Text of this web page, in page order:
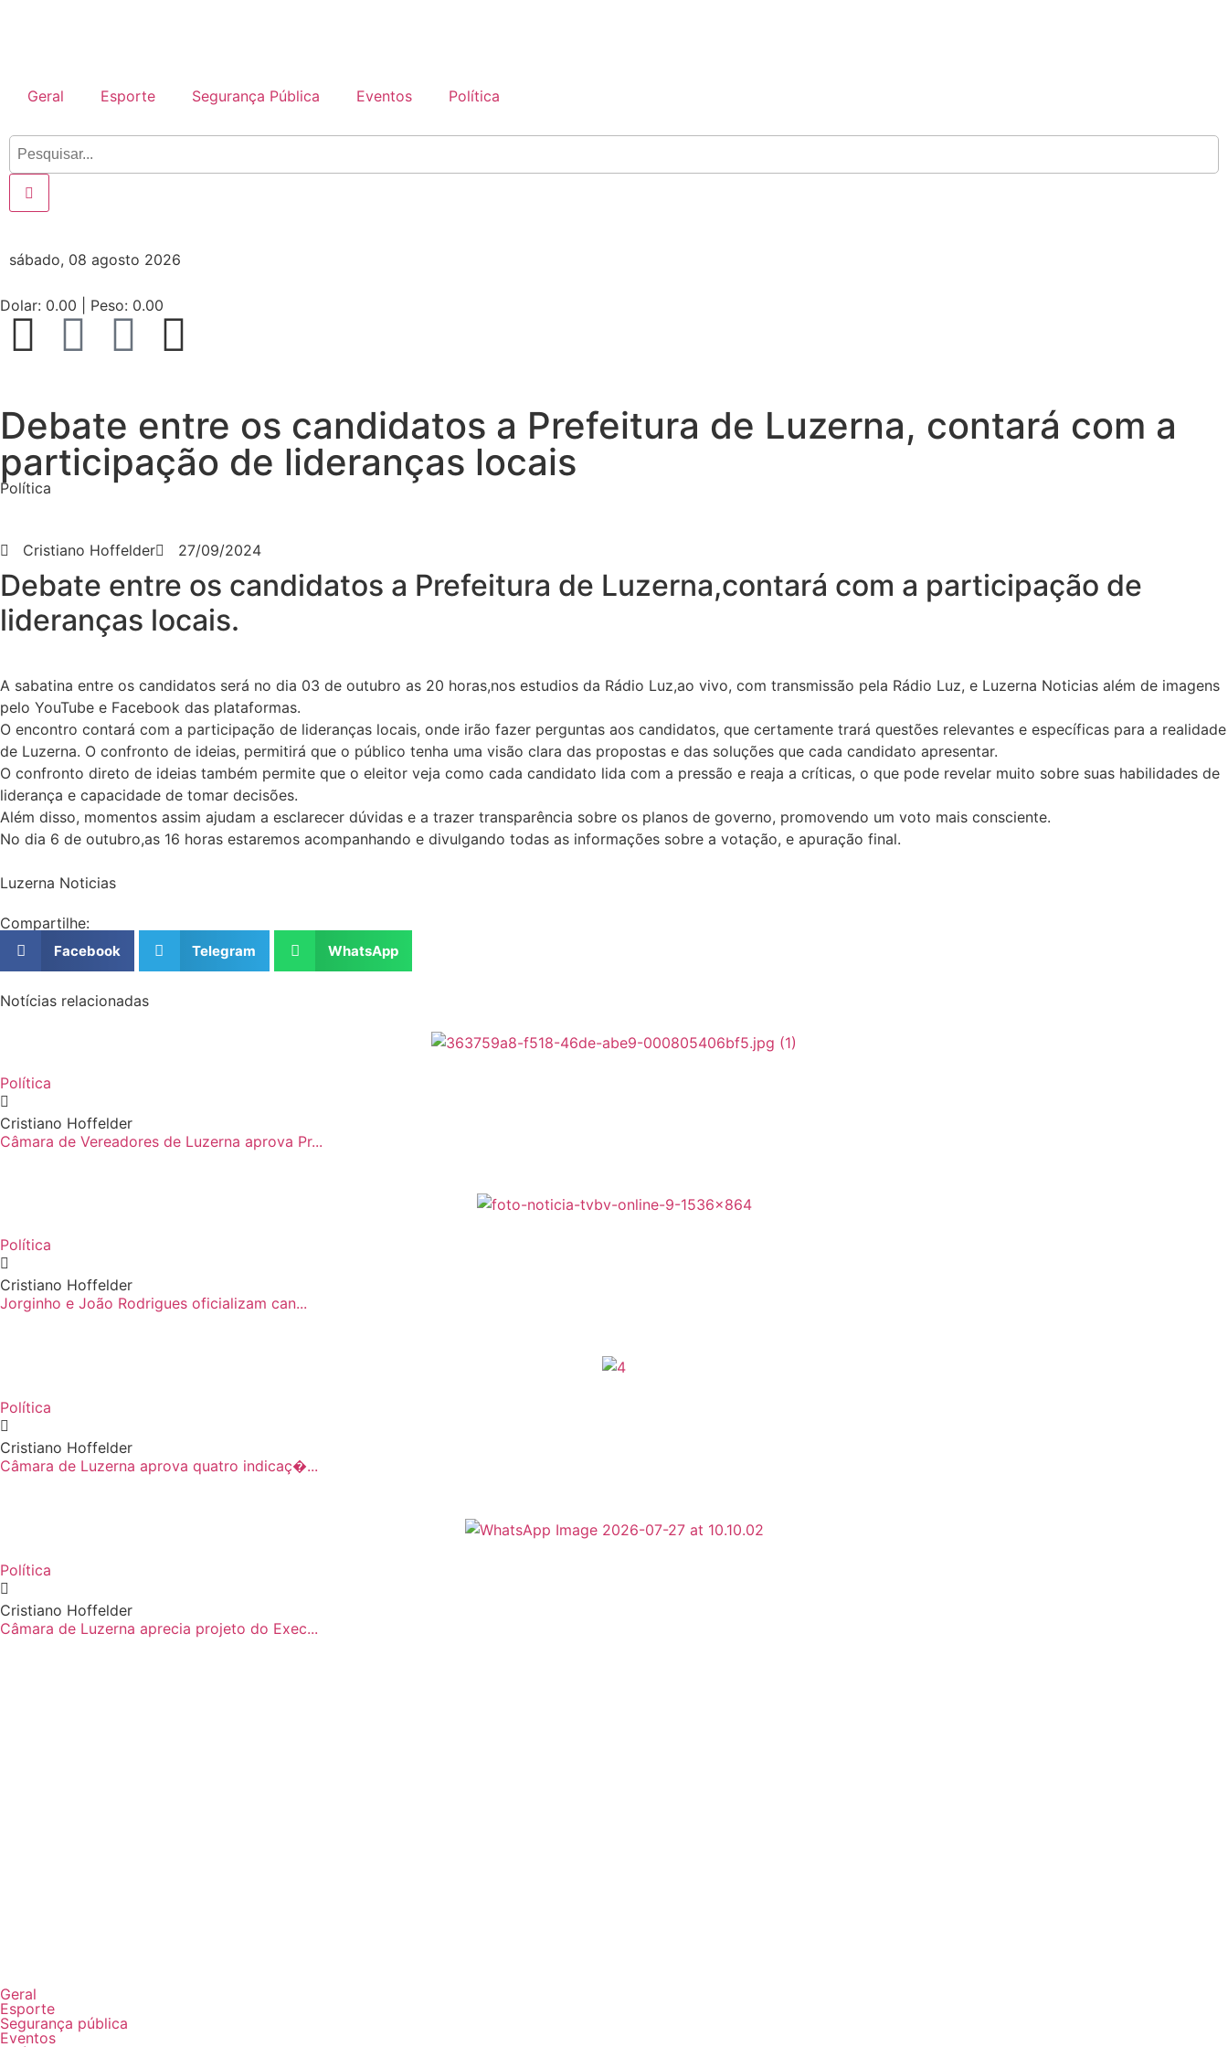
Geral Esporte Segurança Pública Eventos Política
sábado, 08 agosto 2026
Dolar: 0.00 | Peso: 0.00
Debate entre os candidatos a Prefeitura de Luzerna, contará com a
participação de lideranças locais
Política
Cristiano Hoffelder 27/09/2024
Debate entre os candidatos a Prefeitura de Luzerna,contará com a participação de
lideranças locais.
A sabatina entre os candidatos será no dia 03 de outubro as 20 horas,nos estudios da Rádio Luz,ao vivo, com transmissão pela Rádio Luz, e Luzerna Noticias além de imagens
pelo YouTube e Facebook das plataformas.
O encontro contará com a participação de lideranças locais, onde irão fazer perguntas aos candidatos, que certamente trará questões relevantes e específicas para a realidade
de Luzerna. O confronto de ideias, permitirá que o público tenha uma visão clara das propostas e das soluções que cada candidato apresentar.
O confronto direto de ideias também permite que o eleitor veja como cada candidato lida com a pressão e reaja a críticas, o que pode revelar muito sobre suas habilidades de
liderança e capacidade de tomar decisões.
Além disso, momentos assim ajudam a esclarecer dúvidas e a trazer transparência sobre os planos de governo, promovendo um voto mais consciente.
No dia 6 de outubro,as 16 horas estaremos acompanhando e divulgando todas as informações sobre a votação, e apuração final.
Luzerna Noticias
Compartilhe:
Facebook Telegram WhatsApp
Notícias relacionadas
Política
Cristiano Hoffelder
Câmara de Vereadores de Luzerna aprova Pr...
Política
Cristiano Hoffelder
Jorginho e João Rodrigues oficializam can...
Política
Cristiano Hoffelder
Câmara de Luzerna aprova quatro indicaç�...
Política
Cristiano Hoffelder
Câmara de Luzerna aprecia projeto do Exec...
Geral
Esporte
Segurança pública
Eventos